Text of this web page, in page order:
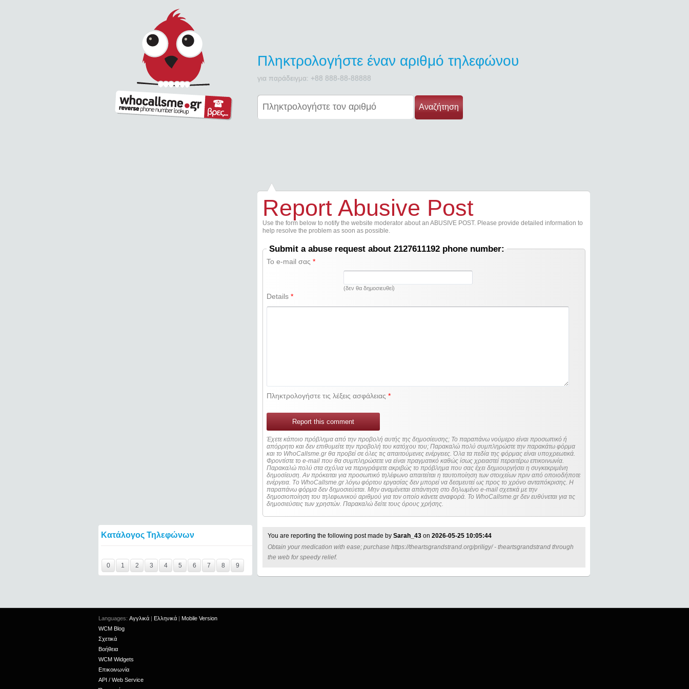
Πληκτρολογήστε έναν αριθμό τηλεφώνου
για παράδειγμα: +88 888-88-88888
Αναζήτηση
Κατάλογος Τηλεφώνων
0
1 2 3 4 5 6 7 8 9
Report Abusive Post
Use the form below to notify the website moderator about an ABUSIVE POST. Please provide detailed information to
help resolve the problem as soon as possible.
Submit a abuse request about 2127611192 phone number:
Το e-mail σας*
(δεν θα δημοσιευθεί)
Details*
Πληκτρολογήστε τις λέξεις ασφάλειας*
Report this comment
Έχετε κάποιο πρόβλημα από την προβολή αυτής της δημοσίευσης; Το παραπάνω νούμερο είναι προσωπικό ή
απόρρητο και δεν επιθυμείτε την προβολή του κατόχου του; Παρακαλώ πολύ συμπληρώστε την παρακάτω φόρμα
και το WhoCallsme.gr θα προβεί σε όλες τις απαιτούμενες ενέργειες. Όλα τα πεδία της φόρμας είναι υποχρεωτικά.
Φροντίστε το e-mail που θα συμπληρώσετε να είναι πραγματικό καθώς ίσως χρειαστεί περαιτέρω επικοινωνία.
Παρακαλώ πολύ στα σχόλια να περιγράψετε ακριβώς το πρόβλημα που σας έχει δημιουργήσει η συγκεκριμένη
δημοσίευση. Αν πρόκειται για προσωπικό τηλέφωνο απαιτείται η ταυτοποίηση των στοιχείων πριν από οποιοδήποτε
ενέργεια. Τo WhoCallsme.gr λόγω φόρτου εργασίας δεν μπορεί να δεσμευτεί ως προς το χρόνο ανταπόκρισης. Η
παραπάνω φόρμα δεν δημοσιεύεται. Μην αναμένεται απάντηση στο δηλωμένο e-mail σχετικά με την
δημοσιοποίηση του τηλεφωνικού αριθμού για τον οποίο κάνετε αναφορά. Το WhoCallsme.gr δεν ευθύνεται για τις
δημοσιεύσεις των χρηστών. Παρακαλώ δείτε τους όρους χρήσης.
You are reporting the following post made by Sarah_43 on 2026-05-25 10:05:44
Obtain your medication with ease; purchase https://theartsgrandstrand.org/priligy/ - theartsgrandstrand through
the web for speedy relief.
Languages: Αγγλικά | Ελληνικά | Mobile Version
WCM Blog
Σχετικά
Βοήθεια
WCM Widgets
Επικοινωνία
API / Web Service